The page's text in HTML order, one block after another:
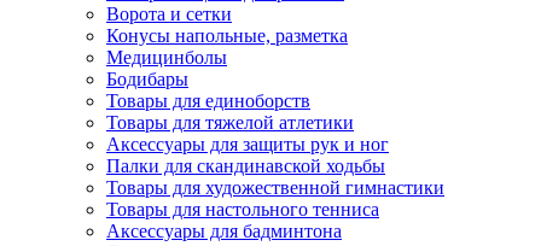
Ворота и сетки
Конусы напольные, разметка
Медицинболы
Бодибары
Товары для единоборств
Товары для тяжелой атлетики
Аксессуары для защиты рук и ног
Палки для скандинавской ходьбы
Товары для художественной гимнастики
Товары для настольного тенниса
Аксессуары для бадминтона